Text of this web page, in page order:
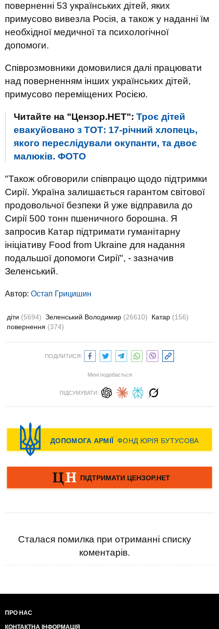
поверненні 53 українських дітей, яких
примусово вивезла Росія, а також у наданні їм
необхідної медичної та психологічної
допомоги.
Співрозмовники домовилися далі працювати
над поверненням інших українських дітей,
примусово переміщених Росією.
Читайте на "Цензор.НЕТ": Троє дітей
евакуйовано з ТОТ: 17-річний хлопець,
якого переслідували окупанти, та двоє
малюків. ФОТО
"Також обговорили співпрацю щодо підтримки
Сирії. Україна залишається гарантом світової
продовольчої безпеки й уже відправила до
Сирії 500 тонн пшеничного борошна. Я
запросив Катар підтримати гуманітарну
ініціативу Food from Ukraine для надання
подальшої допомоги Сирії", - зазначив
Зеленський.
Автор: Остап Грицишин
діти (5694) Зеленський Володимир (26610) Катар (156)
повернення (374)
ПОДІЛИТИСЯ:
Мені подобається
ПІДСУМУВАТИ:
Сталася помилка при отриманні списку
коментарів.
ПРО НАС
КОНТАКТНА ІНФОРМАЦІЯ